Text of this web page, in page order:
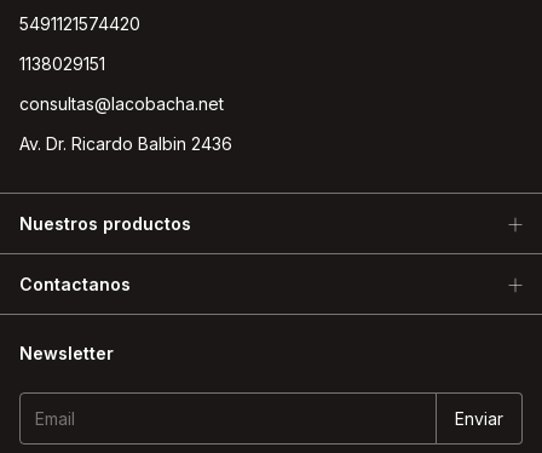
5491121574420
1138029151
consultas@lacobacha.net
Av. Dr. Ricardo Balbin 2436
Nuestros productos
Contactanos
Newsletter